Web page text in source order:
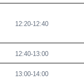
12:20-12:40
12:40-13:00
13:00-14:00